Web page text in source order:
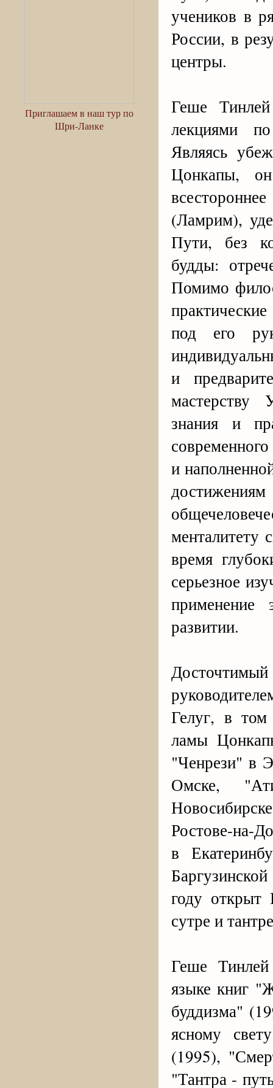
Приглашаем в наш тур по
Шри-Ланке
учеников в
России, в
центры.
Геше
лекциями
Являясь
Цонкапы,
(Ламрим),
Пути, без
будды:
Помимо
под его
и
мастерству
знания и
и
менталитету
время
серьезное
применение
развитии.
Гелуг, в том
ламы
"Ченрези" в
Омске,
Ростове-на-
в
году открыт
сутре и
Геше
языке книг
буддизма"
ясному
(1995),
"Тантра -